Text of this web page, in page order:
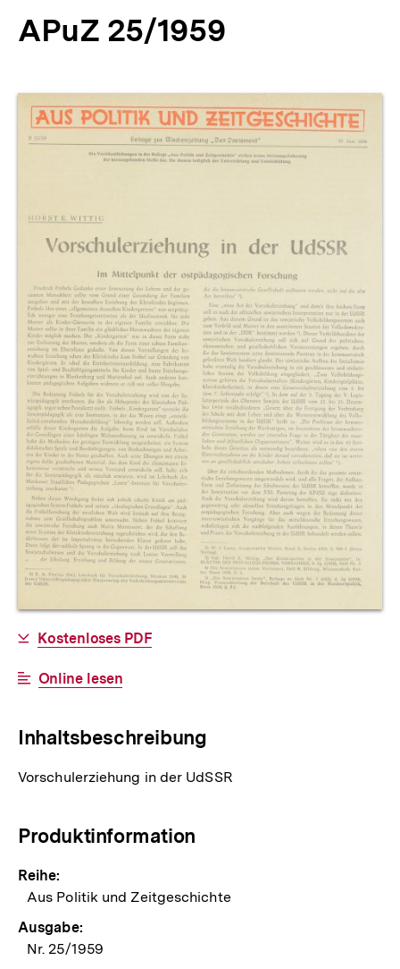
APuZ 25/1959
Produktvorschau
Allgemeine
Informationen
Download-
Kostenloses PDF
Interner
Online lesen
Inhaltsbeschreibung
Vorschulerziehung in der UdSSR
Produktinformation
Reihe:
Aus Politik und Zeitgeschichte
Ausgabe:
Nr. 25/1959